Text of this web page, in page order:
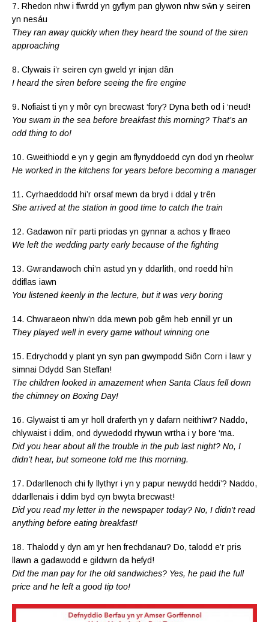
7. Rhedon nhw i ffwrdd yn gyflym pan glywon nhw sŵn y seiren
yn nesáu
They ran away quickly when they heard the sound of the siren
approaching
8. Clywais i’r seiren cyn gweld yr injan dân
I heard the siren before seeing the fire engine
9. Nofiaist ti yn y môr cyn brecwast ‘fory? Dyna beth od i ‘neud!
You swam in the sea before breakfast this morning? That’s an
odd thing to do!
10. Gweithiodd e yn y gegin am flynyddoedd cyn dod yn rheolwr
He worked in the kitchens for years before becoming a manager
11. Cyrhaeddodd hi’r orsaf mewn da bryd i ddal y trên
She arrived at the station in good time to catch the train
12. Gadawon ni’r parti priodas yn gynnar a achos y ffraeo
We left the wedding party early because of the fighting
13. Gwrandawoch chi’n astud yn y ddarlith, ond roedd hi’n
ddiflas iawn
You listened keenly in the lecture, but it was very boring
14. Chwaraeon nhw’n dda mewn pob gêm heb ennill yr un
They played well in every game without winning one
15. Edrychodd y plant yn syn pan gwympodd Siôn Corn i lawr y
simnai Ddydd San Steffan!
The children looked in amazement when Santa Claus fell down
the chimney on Boxing Day!
16. Glywaist ti am yr holl draferth yn y dafarn neithiwr? Naddo,
chlywaist i ddim, ond dywedodd rhywun wrtha i y bore ‘ma.
Did you hear about all the trouble in the pub last night? No, I
didn’t hear, but someone told me this morning.
17. Ddarllenoch chi fy llythyr i yn y papur newydd heddi’? Naddo,
ddarllenais i ddim byd cyn bwyta brecwast!
Did you read my letter in the newspaper today? No, I didn’t read
anything before eating breakfast!
18. Thalodd y dyn am yr hen frechdanau? Do, talodd e’r pris
llawn a gadawodd e gildwrn da hefyd!
Did the man pay for the old sandwiches? Yes, he paid the full
price and he left a good tip too!